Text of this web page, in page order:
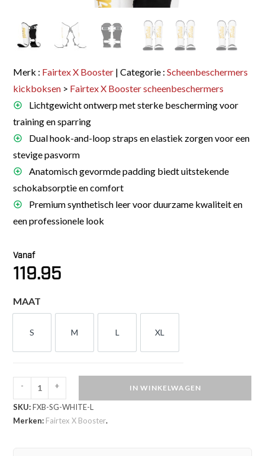
Merk : Fairtex X Booster | Categorie :Scheenbeschermers
kickboksen > Fairtex X Booster scheenbeschermers
Lichtgewicht ontwerp met sterke bescherming voor
training en sparring
Dual hook-and-loop straps en elastiek zorgen voor een
stevige pasvorm
Anatomisch gevormde padding biedt uitstekende
schokabsorptie en comfort
Premium synthetisch leer voor duurzame kwaliteit en
een professionele look
Vanaf
119.95
MAAT
S
S
M
M
L
L
XL
XL
Booster
Scheenbeschermers
- + IN WINKELWAGEN
SKU:FXB-SG-WHITE-L
Merken: Fairtex X Booster.